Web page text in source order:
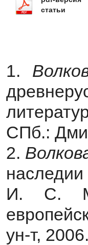
статьи
1.
СПб.:
2.
И. С.
ун-т,